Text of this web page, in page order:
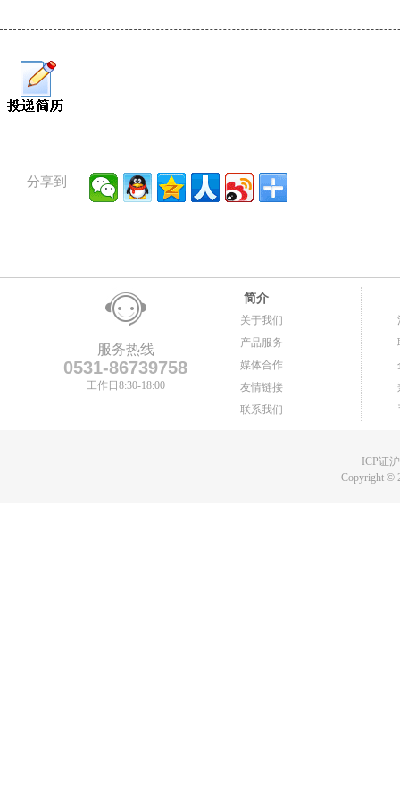
分享到
服务热线
0531-86739758
工作日8:30-18:00
简介
关于我们
产品服务
媒体合作
友情链接
联系我们
ICP证
Copyright ©